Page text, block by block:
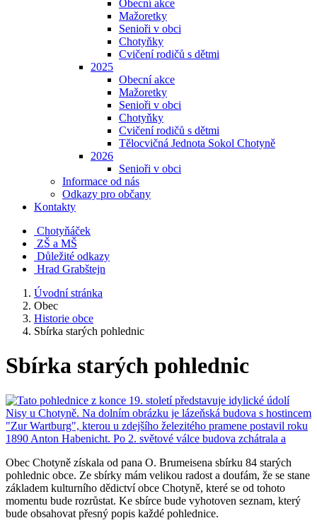
Obecní akce
Mažoretky
Senioři v obci
Chotyňky
Cvičení rodičů s dětmi
2025
Obecní akce
Mažoretky
Senioři v obci
Chotyňky
Cvičení rodičů s dětmi
Tělocvičná Jednota Sokol Chotyně
2026
Senioři v obci
Informace od nás
Odkazy pro občany
Kontakty
Chotyňáček
ZŠ a MŠ
Důležité odkazy
Hrad Grabštejn
Úvodní stránka
Obec
Historie obce
Sbírka starých pohlednic
Sbírka starých pohlednic
Obec Chotyně získala od pana O. Brumeisena sbírku 84 starých
pohlednic obce. Ze sbírky mám velikou radost a doufám, že se stane
základem kulturního dědictví obce Chotyně, které se od tohoto
momentu bude rozrůstat. Ke sbírce bude vyhotoven seznam, který
bude obsahovat přesný popis každé pohlednice.